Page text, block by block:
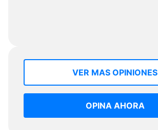
VER MAS OPINIONES
OPINA AHORA